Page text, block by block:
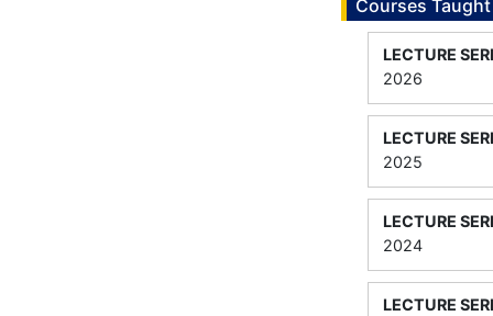
Courses Taught
LECTURE
2026
LECTURE
2025
LECTURE
2024
LECTURE